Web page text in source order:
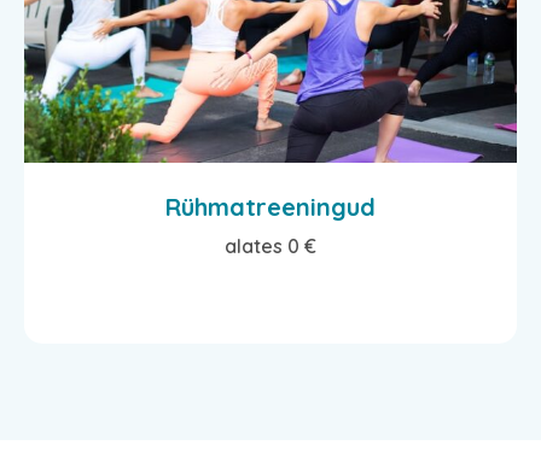
Rühmatreeningud
alates 0 €